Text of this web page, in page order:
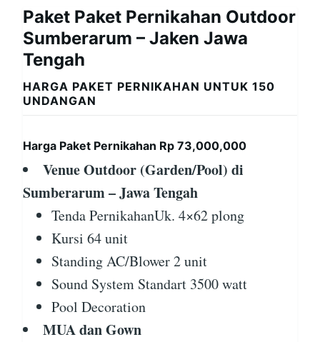
Paket Paket Pernikahan Outdoor
Sumberarum – Jaken Jawa
Tengah
HARGA PAKET PERNIKAHAN UNTUK 150
UNDANGAN
Harga Paket Pernikahan Rp 73,000,000
Venue Outdoor (Garden/Pool) di
Sumberarum – Jawa Tengah
Tenda PernikahanUk. 4×62 plong
Kursi 64 unit
Standing AC/Blower 2 unit
Sound System Standart 3500 watt
Pool Decoration
MUA dan Gown